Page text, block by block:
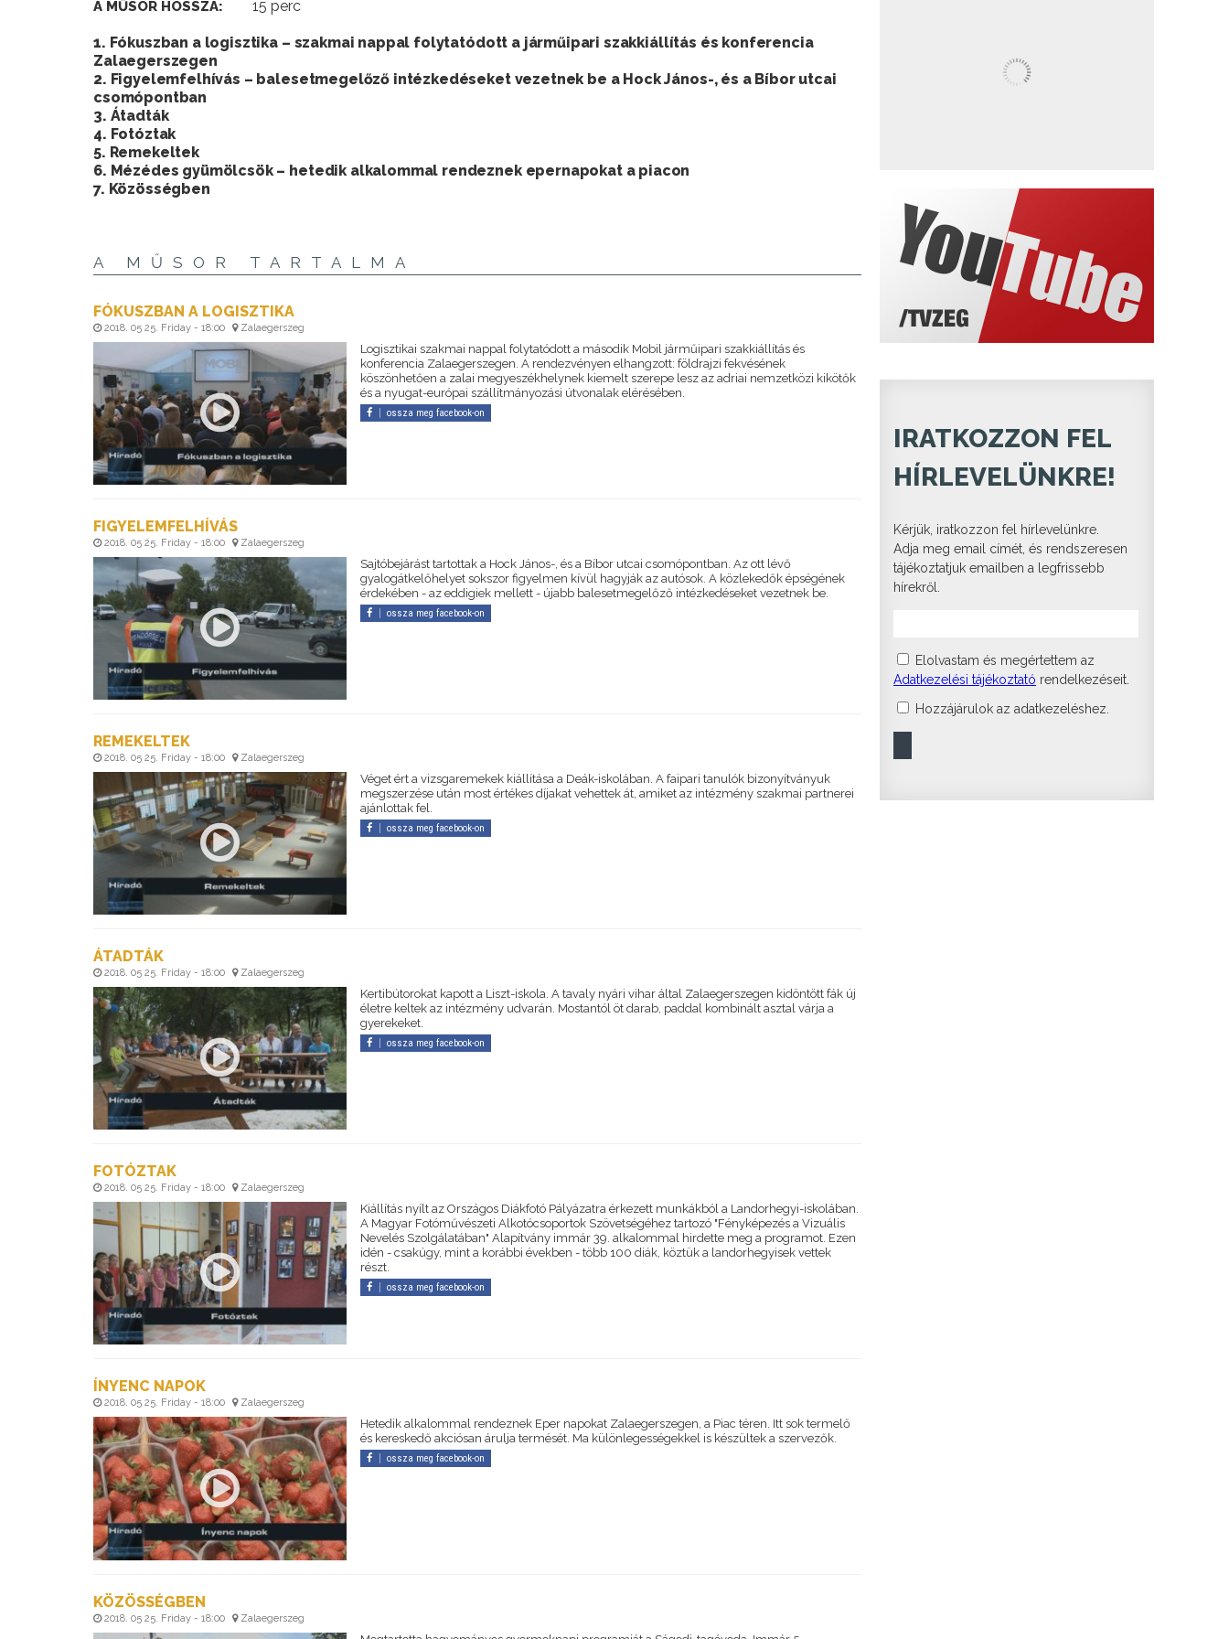
A MŰSOR HOSSZA: 15 perc
1. Fókuszban a logisztika – szakmai nappal folytatódott a járműipari szakkiállítás és konferencia
Zalaegerszegen
2. Figyelemfelhívás – balesetmegelőző intézkedéseket vezetnek be a Hock János-, és a Bíbor utcai
csomópontban
3. Átadták
4. Fotóztak
5. Remekeltek
6. Mézédes gyümölcsök – hetedik alkalommal rendeznek epernapokat a piacon
7. Közösségben
A MŰSOR TARTALMA
FÓKUSZBAN A LOGISZTIKA
2018. 05 25. Friday - 18:00 Zalaegerszeg
Logisztikai szakmai nappal folytatódott a második Mobil járműipari szakkiállítás és
konferencia Zalaegerszegen. A rendezvényen elhangzott: földrajzi fekvésének
köszönhetően a zalai megyeszékhelynek kiemelt szerepe lesz az adriai nemzetközi kikötők
és a nyugat-európai szállítmányozási útvonalak elérésében.
ossza meg facebook-on
FIGYELEMFELHÍVÁS
2018. 05 25. Friday - 18:00 Zalaegerszeg
Sajtóbejárást tartottak a Hock János-, és a Bíbor utcai csomópontban. Az ott lévő
gyalogátkelőhelyet sokszor figyelmen kívül hagyják az autósok. A közlekedők épségének
érdekében - az eddigiek mellett - újabb balesetmegelőző intézkedéseket vezetnek be.
ossza meg facebook-on
REMEKELTEK
2018. 05 25. Friday - 18:00 Zalaegerszeg
Véget ért a vizsgaremekek kiállítása a Deák-iskolában. A faipari tanulók bizonyítványuk
megszerzése után most értékes díjakat vehettek át, amiket az intézmény szakmai partnerei
ajánlottak fel.
ossza meg facebook-on
ÁTADTÁK
2018. 05 25. Friday - 18:00 Zalaegerszeg
Kertibútorokat kapott a Liszt-iskola. A tavaly nyári vihar által Zalaegerszegen kidöntött fák új
életre keltek az intézmény udvarán. Mostantól öt darab, paddal kombinált asztal várja a
gyerekeket.
ossza meg facebook-on
FOTÓZTAK
2018. 05 25. Friday - 18:00 Zalaegerszeg
Kiállítás nyílt az Országos Diákfotó Pályázatra érkezett munkákból a Landorhegyi-iskolában.
A Magyar Fotóművészeti Alkotócsoportok Szövetségéhez tartozó "Fényképezés a Vizuális
Nevelés Szolgálatában" Alapítvány immár 39. alkalommal hirdette meg a programot. Ezen
idén - csakúgy, mint a korábbi években - több 100 diák, köztük a landorhegyisek vettek
részt.
ossza meg facebook-on
ÍNYENC NAPOK
2018. 05 25. Friday - 18:00 Zalaegerszeg
Hetedik alkalommal rendeznek Eper napokat Zalaegerszegen, a Piac téren. Itt sok termelő
és kereskedő akciósan árulja termését. Ma különlegességekkel is készültek a szervezők.
ossza meg facebook-on
KÖZÖSSÉGBEN
2018. 05 25. Friday - 18:00 Zalaegerszeg
IRATKOZZON FEL
HÍRLEVELÜNKRE!
Kérjük, iratkozzon fel hírlevelünkre.
Adja meg email címét, és rendszeresen
tájékoztatjuk emailben a legfrissebb
hírekről.
Elolvastam és megértettem az
Adatkezelési tájékoztató rendelkezéseit.
Hozzájárulok az adatkezeléshez.